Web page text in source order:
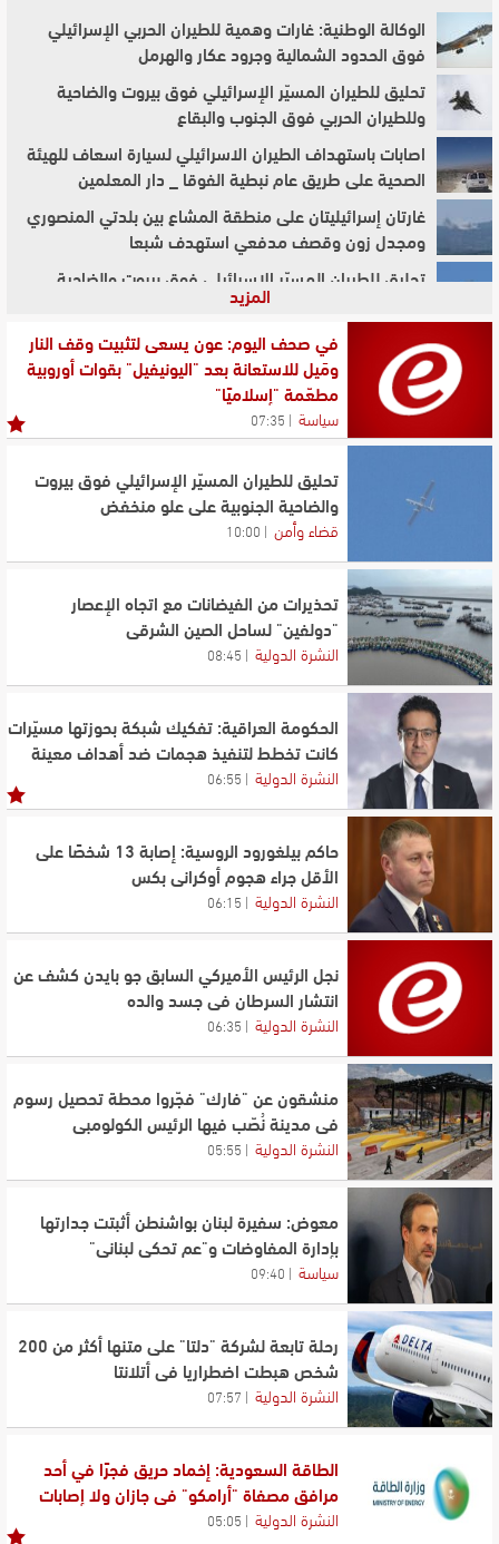
الوكالة الوطنية: غارات وهمية للطيران الحربي الإسرائيلي
فوق الحدود الشمالية وجرود عكار والهرمل
تحليق للطيران المسيّر الإسرائيلي فوق بيروت والضاحية
وللطيران الحربي فوق الجنوب والبقاع
اصابات باستهداف الطيران الاسرائيلي لسيارة اسعاف للهيئة
الصحية على طريق عام نبطية الفوقا _ دار المعلمين
غارتان إسرائيليتان على منطقة المشاع بين بلدتي المنصوري
ومجدل زون وقصف مدفعي استهدف شبعا
تحليق للطيران المسيّر الإسرائيلي فوق بيروت والضاحية
الجنوبية على علو منخفض
الجيش اللبناني قدّم جهازَي "Ultra Sound Portable" إلى
مستشفى بعلبك الحكومي
جمعية شموع الأمل تطلق في إهدن الدورة العاشرة لكتابة
الأيقونات البيزنطية بالتعاون مع المعهد الفني الأنطوني
وقوع إصابات
مكتب دار الفتوى ندد بحملة تستهدف مفتي الجمهورية:
المزيد
في صحف اليوم: عون يسعى لتثبيت وقف النار
ومَيل للاستعانة بعد "اليونيفيل" بقوات أوروبية
مطعّمة "إسلاميًا"
سياسة 07:35
تحليق للطيران المسيّر الإسرائيلي فوق بيروت
والضاحية الجنوبية على علو منخفض
قضاء وأمن 10:00
تحذيرات من الفيضانات مع اتجاه الإعصار
"دولفين" لساحل الصين الشرقي
النشرة الدولية 08:45
الحكومة العراقية: تفكيك شبكة بحوزتها مسيّرات
كانت تخطط لتنفيذ هجمات ضد أهداف معينة
النشرة الدولية 06:55
حاكم بيلغورود الروسية: إصابة 13 شخصًا على
الأقل جراء هجوم أوكراني بكس
النشرة الدولية 06:15
نجل الرئيس الأميركي السابق جو بايدن كشف عن
انتشار السرطان في جسد والده
النشرة الدولية 06:35
منشقون عن "فارك" فجّروا محطة تحصيل رسوم
في مدينة نُصّب فيها الرئيس الكولومبي
النشرة الدولية 05:55
معوض: سفيرة لبنان بواشنطن أثبتت جدارتها
بإدارة المفاوضات و"عم تحكي لبناني"
سياسة 09:40
رحلة تابعة لشركة "دلتا" على متنها أكثر من 200
شخص هبطت اضطراريا في أتلانتا
النشرة الدولية 07:57
الطاقة السعودية: إخماد حريق فجرًا في أحد
مرافق مصفاة "أرامكو" في جازان ولا إصابات
النشرة الدولية 05:05